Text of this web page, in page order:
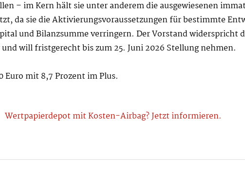
– im Kern hält sie unter anderem die ausgewiesenen
da sie die Aktivierungsvoraussetzungen für bestimmte
und Bilanzsumme verringern. Der Vorstand widerspricht
will fristgerecht bis zum 25. Juni 2026 Stellung nehmen.
mit 8,7 Prozent im Plus.
Wertpapierdepot mit Kosten-Airbag? Jetzt informieren.